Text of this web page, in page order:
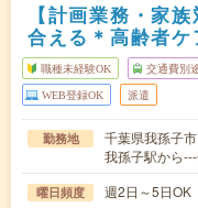
【計画業務・家
合える＊高齢者ケ
職種未経験OK 交通費別
WEB登録OK 派遣
勤務地
千葉県我孫子市
我孫子駅から
曜日頻度 週2日～5日